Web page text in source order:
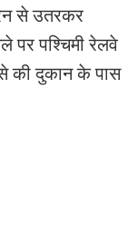
से उतरकर
पर पश्चिमी रेलवे
की दुकान के पास